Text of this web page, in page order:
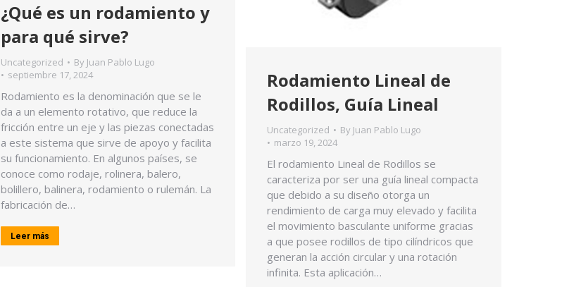
¿Qué es un rodamiento y
para qué sirve?
Uncategorized By Juan Pablo Lugo
septiembre 17, 2024
Rodamiento es la denominación que se le
da a un elemento rotativo, que reduce la
fricción entre un eje y las piezas conectadas
a este sistema que sirve de apoyo y facilita
su funcionamiento. En algunos países, se
conoce como rodaje, rolinera, balero,
bolillero, balinera, rodamiento o rulemán. La
fabricación de…
Leer más
Rodamiento Lineal de
Rodillos, Guía Lineal
Uncategorized By Juan Pablo Lugo
marzo 19, 2024
El rodamiento Lineal de Rodillos se
caracteriza por ser una guía lineal compacta
que debido a su diseño otorga un
rendimiento de carga muy elevado y facilita
el movimiento basculante uniforme gracias
a que posee rodillos de tipo cilíndricos que
generan la acción circular y una rotación
infinita. Esta aplicación…